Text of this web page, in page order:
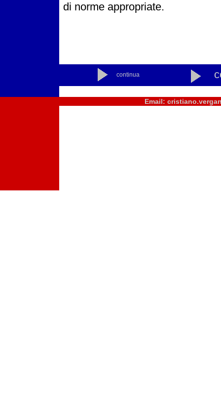
di norme appropriate.
continua
Email: